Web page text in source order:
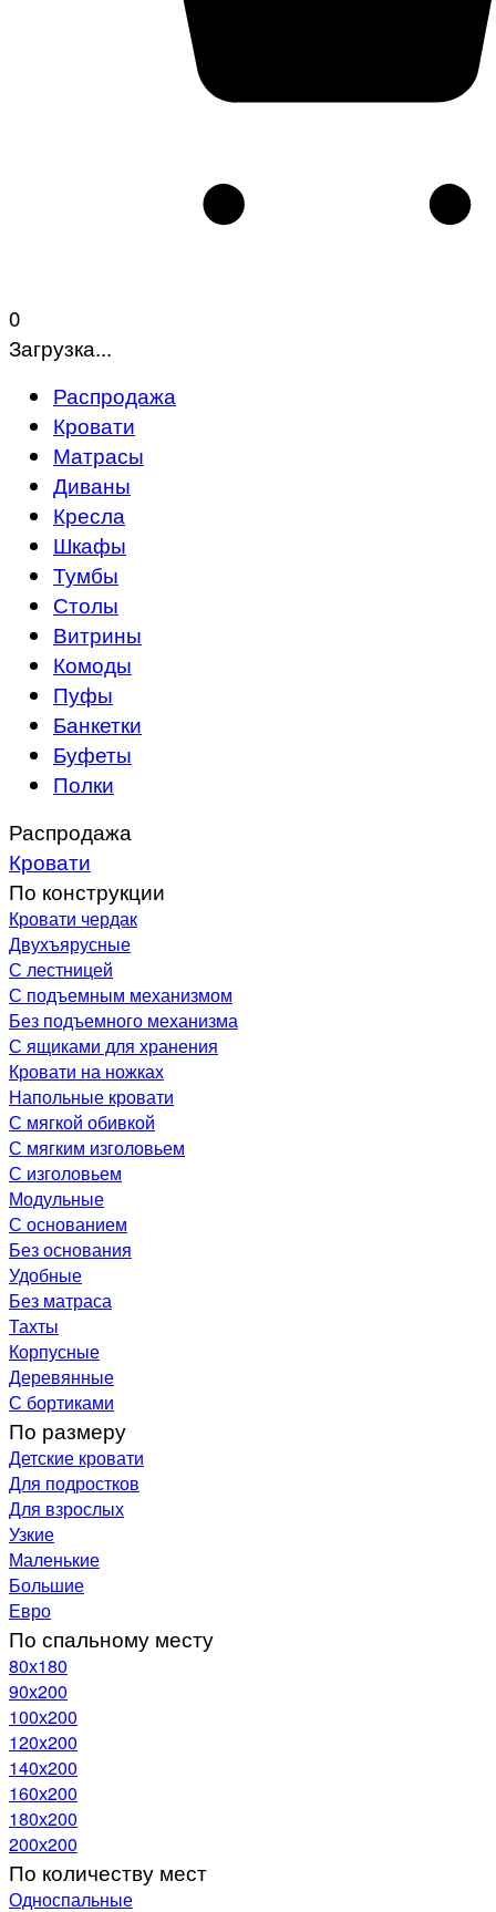
0
Загрузка...
Распродажа
Кровати
Матрасы
Диваны
Кресла
Шкафы
Тумбы
Столы
Витрины
Комоды
Пуфы
Банкетки
Буфеты
Полки
Распродажа
Кровати
По конструкции
Кровати чердак
Двухъярусные
С лестницей
С подъемным механизмом
Без подъемного механизма
С ящиками для хранения
Кровати на ножках
Напольные кровати
С мягкой обивкой
С мягким изголовьем
С изголовьем
Модульные
С основанием
Без основания
Удобные
Без матраса
Тахты
Корпусные
Деревянные
С бортиками
По размеру
Детские кровати
Для подростков
Для взрослых
Узкие
Маленькие
Большие
Евро
По спальному месту
80х180
90х200
100х200
120x200
140х200
160х200
180х200
200х200
По количеству мест
Односпальные